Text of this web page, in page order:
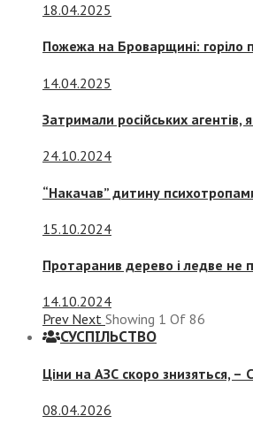
18.04.2025
Пожежа на Броварщині: горіло
14.04.2025
Затримали російських агентів,
24.10.2024
“Накачав” дитину
15.10.2024
Протаранив дерево і ледве не
14.10.2024
Prev Next Showing 1 Of 86
СУСПIЛЬСТВО
Ціни на АЗС скоро знизяться, –
08.04.2026